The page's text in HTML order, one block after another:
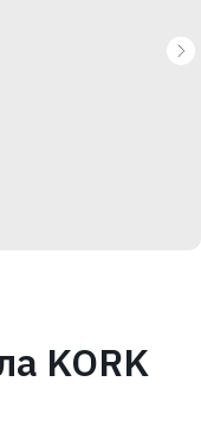
KORK